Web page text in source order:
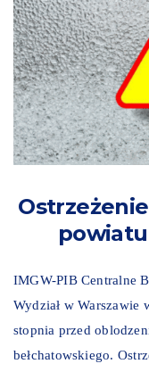
IMGW-PIB Centralne
Wydział w Warszawie
stopnia przed
bełchatowskiego.